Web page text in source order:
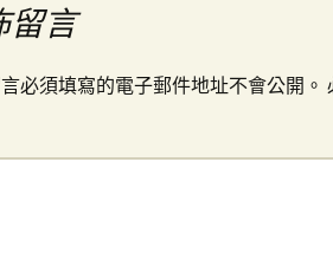
留言
必須填寫的電子郵件地址不會公開。